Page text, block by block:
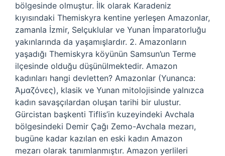
bölgesinde olmuştur. İlk olarak Karadeniz
kıyısındaki Themiskyra kentine yerleşen Amazonlar,
zamanla İzmir, Selçuklular ve Yunan İmparatorluğu
yakınlarında da yaşamışlardır. 2. Amazonların
yaşadığı Themiskyra köyünün Samsun’un Terme
ilçesinde olduğu düşünülmektedir. Amazon
kadınları hangi devletten? Amazonlar (Yunanca:
Ἀμαζόνες), klasik ve Yunan mitolojisinde yalnızca
kadın savaşçılardan oluşan tarihi bir ulustur.
Gürcistan başkenti Tiflis’in kuzeyindeki Avchala
bölgesindeki Demir Çağı Zemo-Avchala mezarı,
bugüne kadar kazılan en eski kadın Amazon
mezarı olarak tanımlanmıştır. Amazon yerlileri